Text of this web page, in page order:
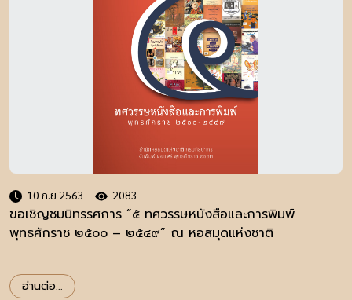
10 ก.ย 2563 2083
ขอเชิญชมนิทรรศการ “๕ ทศวรรษหนังสือและการพิมพ์
พุทธศักราช ๒๕๐๐ – ๒๕๔๙” ณ หอสมุดแห่งชาติ
อ่านต่อ...